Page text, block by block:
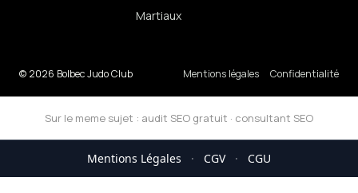
Martiaux
© 2026 Bolbec Judo Club Mentions légales Confidentialité
Sur le meme sujet : audit SEO gratuit · consultant SEO
Mentions Légales · CGV · CGU